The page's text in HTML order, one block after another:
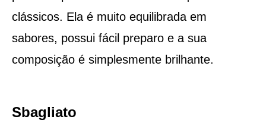
clássicos. Ela é muito equilibrada em
sabores, possui fácil preparo e a sua
composição é simplesmente brilhante.
Sbagliato